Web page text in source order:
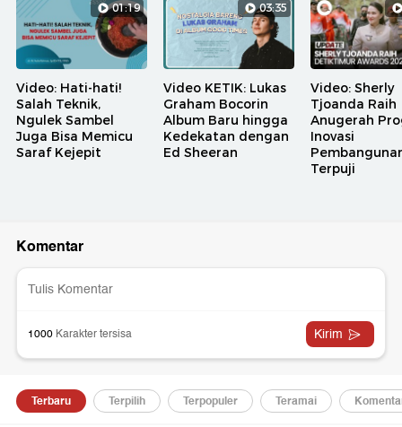
01:19
Video: Hati-hati!
Salah Teknik,
Ngulek Sambel
Juga Bisa Memicu
Saraf Kejepit
03:35
Video KETIK: Lukas
Graham Bocorin
Album Baru hingga
Kedekatan dengan
Ed Sheeran
Video: Sherly
Tjoanda Raih
Anugerah
Inovasi
Terpuji